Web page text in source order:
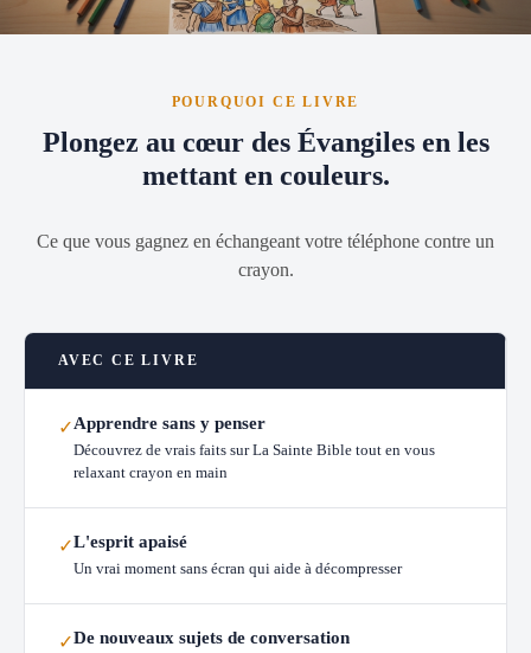
POURQUOI CE LIVRE
Plongez au cœur des Évangiles en les
mettant en couleurs.
Ce que vous gagnez en échangeant votre téléphone contre un
crayon.
AVEC CE LIVRE
✓Apprendre sans y penser
Découvrez de vrais faits sur La Sainte Bible tout en vous
relaxant crayon en main
✓L'esprit apaisé
Un vrai moment sans écran qui aide à décompresser
✓De nouveaux sujets de conversation